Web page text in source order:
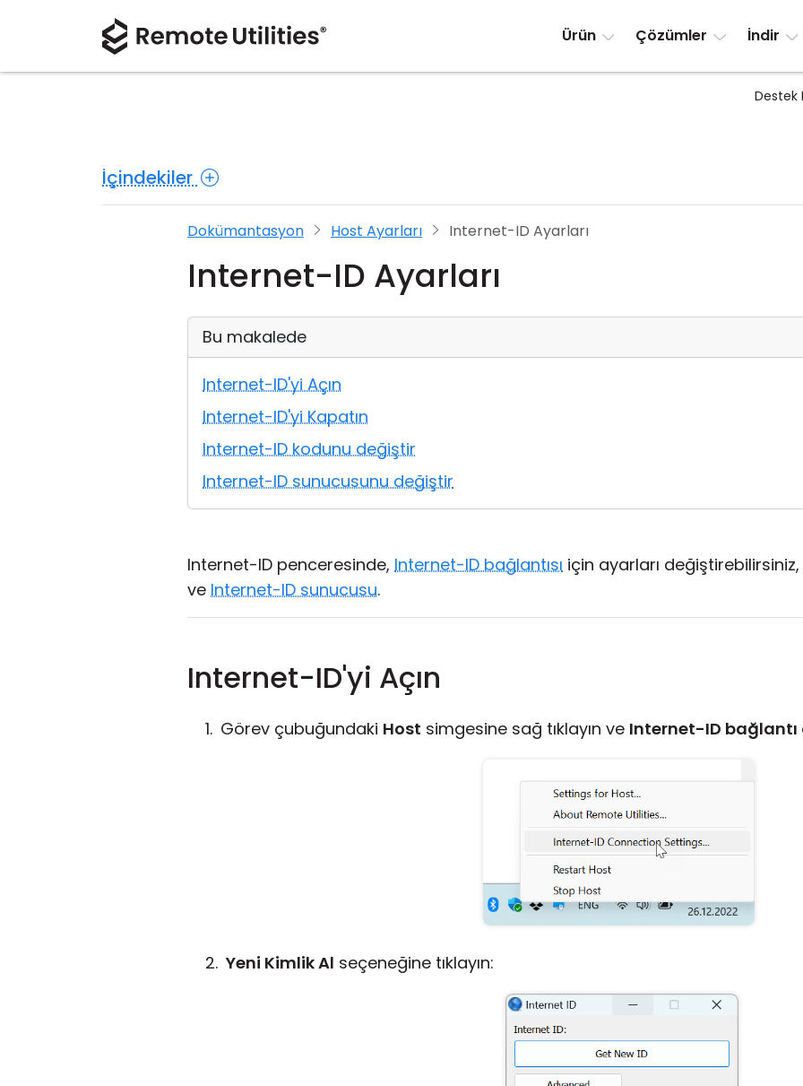
Ürün Çözümler İndir
Destek
İçindekiler
Dokümantasyon Host Ayarları Internet-ID Ayarları
Internet-ID Ayarları
Bu makalede
Internet-ID'yi Açın
Internet-ID'yi Kapatın
Internet-ID kodunu değiştir
Internet-ID sunucusunu değiştir
Internet-ID penceresinde, Internet-ID bağlantısı için ayarları
ve Internet-ID sunucusu.
Internet-ID'yi Açın
Görev çubuğundaki Host simgesine sağ tıklayın ve Internet-ID bağlantı
Yeni Kimlik Al seçeneğine tıklayın: